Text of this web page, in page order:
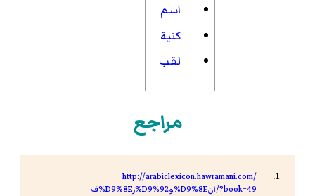
اسم
كنية
لقب
مراجع
http://arabiclexicon.hawramani.com/
ف%D9%8Eر%D9%92و%D9%8Eان/?book=49